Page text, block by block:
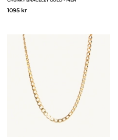
1095 kr